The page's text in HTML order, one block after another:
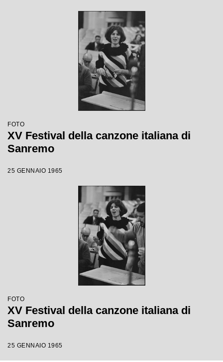
FOTO
XV Festival della canzone italiana di
Sanremo
25 GENNAIO 1965
FOTO
XV Festival della canzone italiana di
Sanremo
25 GENNAIO 1965